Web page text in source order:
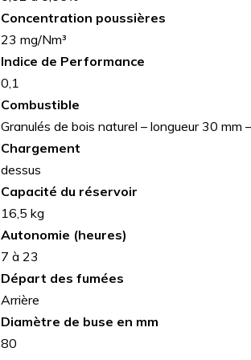
Concentration poussières
23 mg/Nm³
Indice de Performance
0,1
Combustible
Granulés de bois naturel – longueur 30 mm
Chargement
dessus
Capacité du réservoir
16,5 kg
Autonomie (heures)
7 à 23
Départ des fumées
Arrière
Diamètre de buse en mm
80